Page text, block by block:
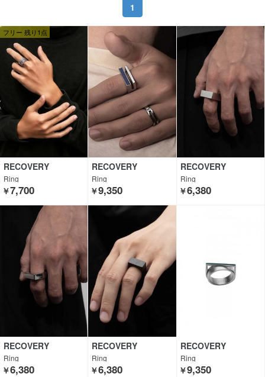
1
フリー 残り1点
RECOVERY
Ring
￥7,700
RECOVERY
Ring
￥9,350
RECOVERY
Ring
￥6,380
RECOVERY
Ring
￥6,380
RECOVERY
Ring
￥6,380
RECOVERY
Ring
￥9,350